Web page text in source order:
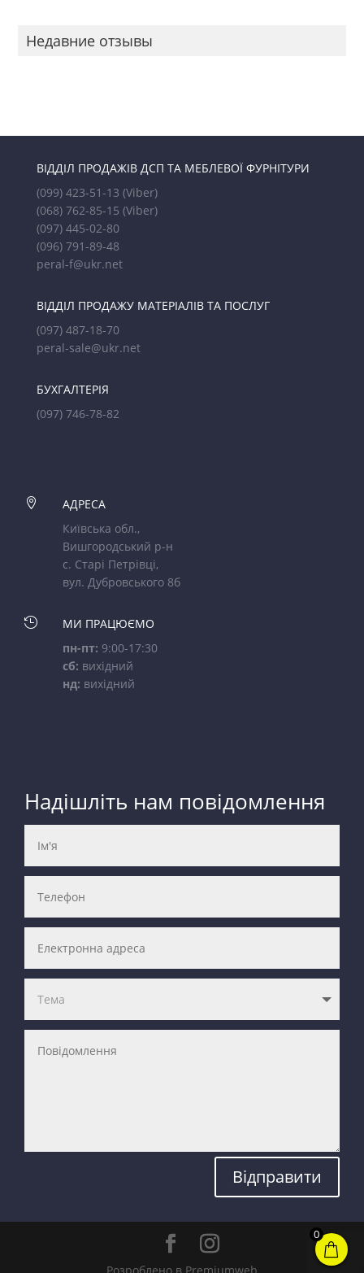
Недавние отзывы
ВІДДІЛ ПРОДАЖІВ ДСП ТА МЕБЛЕВОЇ ФУРНІТУРИ
(099) 423-51-13 (Viber)
(068) 762-85-15 (Viber)
(097) 445-02-80
(096) 791-89-48
peral-f@ukr.net
ВІДДІЛ ПРОДАЖУ МАТЕРІАЛІВ ТА ПОСЛУГ
(097) 487-18-70
peral-sale@ukr.net
БУХГАЛТЕРІЯ
(097) 746-78-82

АДРЕСА
Київська обл.,
Вишгородський р-н
с. Старі Петрівці,
вул. Дубровського 8б

МИ ПРАЦЮЄМО
пн-пт: 9:00-17:30
сб: вихідний
нд: вихідний
Надішліть нам повідомлення
Відправити
0